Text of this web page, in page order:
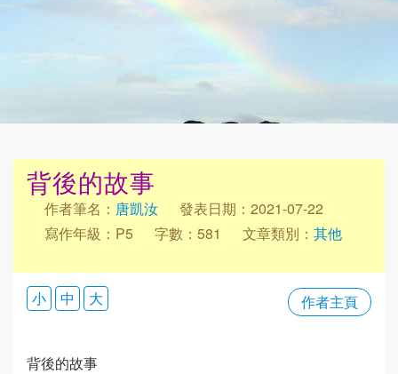
背後的故事
作者筆名： 唐凱汝
發表日期：2021-07-22
寫作年級：P5
字數：581 文章類別： 其他
作者主頁
小 中 大
背後的故事